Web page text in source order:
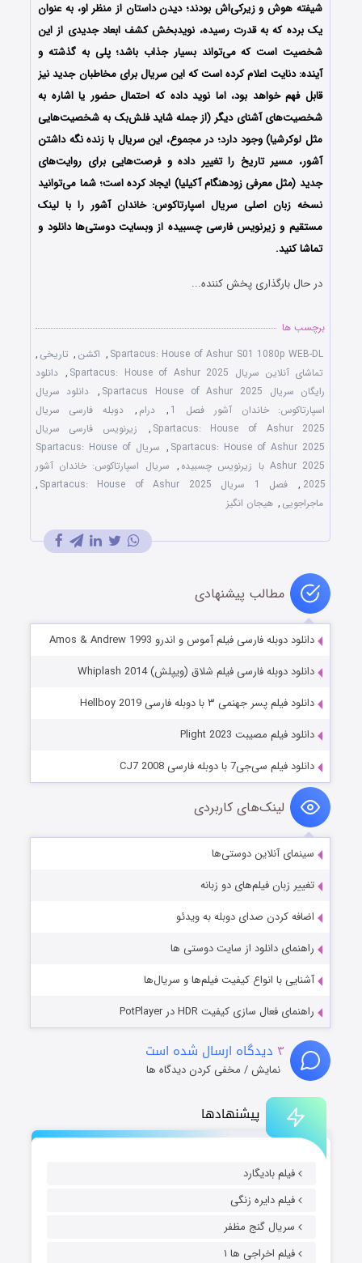
پیشنهادها
فیلم بادیگارد
فیلم دایره زنگی
سریال گنج مظفر
فیلم اخراجی ها ۱
شیفته هوش و زیرکی‌اش بودند؛ دیدن داستان از منظر او، به عنوان
یک برده که به قدرت رسیده، نویدبخش کشف ابعاد جدیدی از این
شخصیت است که می‌تواند بسیار جذاب باشد؛ پلی به گذشته و
آینده: دنایت اعلام کرده است که این سریال برای مخاطبان جدید نیز
قابل فهم خواهد بود، اما نوید داده که احتمال حضور یا اشاره به
شخصیت‌های آشنای دیگر (از جمله شاید فلش‌بک به شخصیت‌هایی
مثل لوکرشیا) وجود دارد؛ در مجموع، این سریال با زنده نگه داشتن
آشور، مسیر تاریخ را تغییر داده و فرصت‌هایی برای روایت‌های
جدید (مثل معرفی زودهنگام آکیلیا) ایجاد کرده است؛ شما می‌توانید
نسخه زبان اصلی سریال اسپارتا‌کوس: خاندان آشو‌ر را با لینک
مستقیم و زیرنویس فارسی چسبیده از وبسایت دوستی‌ها دانلود و
تماشا کنید.
در حال بارگذاری پخش کننده...
برچسب ها
Spartacus: House of Ashur S01 1080p WEB-DL
, اکشن , تاریخی ,
تماشای آنلاین سریال Spartacus: House of Ashur 2025
, دانلود
رایگان سریال Spartacus House of Ashur 2025
, دانلود سریال
اسپارتا‌کوس: خاندان آشو‌ر فصل 1
, درام ,
دوبله فارسی سریال
Spartacus: House of Ashur 2025
,
زیرنویس فارسی سریال
Spartacus: House of Ashur 2025
,
سریال Spartacus: House of
Ashur 2025 با زیرنویس چسبیده
, سریال اسپارتا‌کوس: خاندان آشو‌ر
2025
, فصل 1 سریال Spartacus: House of Ashur 2025
,
ماجراجویی , هیجان انگیز
مطالب پیشنهادی
دانلود دوبله فارسی فیلم آموس و اندرو Amos & Andrew 1993
دانلود دوبله فارسی فیلم شلاق (ویپلش) Whiplash 2014
دانلود فیلم پسر جهنمی ۳ با دوبله فارسی Hellboy 2019
دانلود فیلم مصیبت Plight 2023
دانلود فیلم سی‌جی7 با دوبله فارسی CJ7 2008
لینک‌های کاربردی
سینمای آنلاین دوستی‌ها
تغییر زبان فیلم‌های دو زبانه
اضافه کردن صدای دوبله به ویدئو
راهنمای دانلود از سایت دوستی ها
آشنایی با انواع کیفیت فیلم‌ها و سریال‌ها
راهنمای فعال سازی کیفیت HDR در PotPlayer
۳ دیدگاه ارسال شده است
نمایش / مخفی کردن دیدگاه ها